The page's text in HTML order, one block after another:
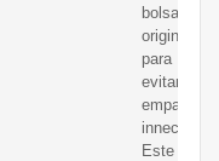
bolsa
original
para
evitar
empaques
Este